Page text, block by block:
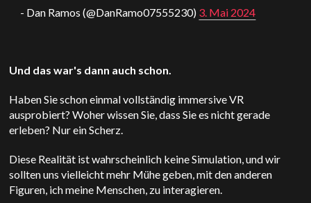
- Dan Ramos (@DanRamo07555230) 3. Mai 2024
Und das war's dann auch schon.
Haben Sie schon einmal vollständig immersive VR
ausprobiert? Woher wissen Sie, dass Sie es nicht gerade
erleben? Nur ein Scherz.
Diese Realität ist wahrscheinlich keine Simulation, und wir
sollten uns vielleicht mehr Mühe geben, mit den anderen
Figuren, ich meine Menschen, zu interagieren.